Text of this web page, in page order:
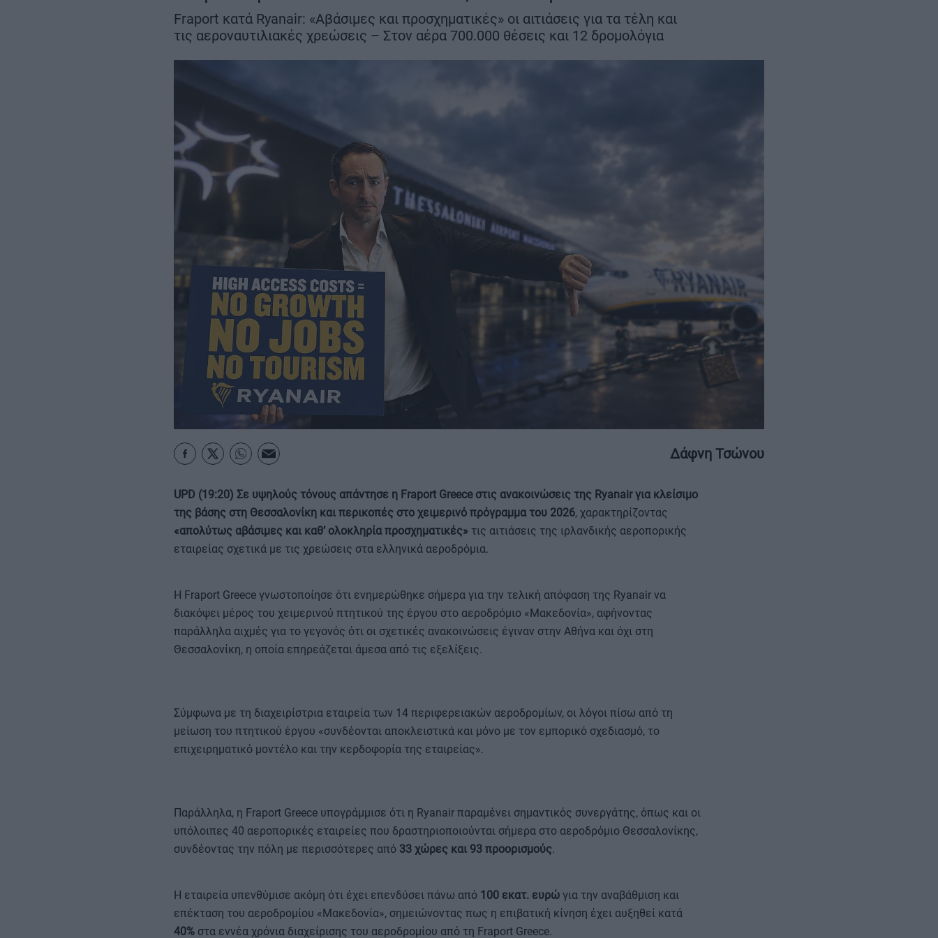
το πρώτο κουδούνι
ευρώ – Όλες οι αλλαγές
ευρώ – Ο σχεδιασμός έως το
2030
ΜΕΤΑΦΟΡΕΣ - ΗΛΕΚΤΡΟΚΙΝΗΣΗ
ΟΙΚΟΝΟΜΙΑ - ΕΠΙΧΕΙΡΗΣΕΙΣ
Fraport κατά Ryanair: «Αβάσιμες και προσχηματικές» οι αιτιάσεις για τα τέλη και
τις αεροναυτιλιακές χρεώσεις – Στον αέρα 700.000 θέσεις και 12 δρομολόγια
Δάφνη Τσώνου
UPD (19:20) Σε υψηλούς τόνους απάντησε η Fraport Greece στις ανακοινώσεις της Ryanair για κλείσιμο
της βάσης στη Θεσσαλονίκη και περικοπές στο χειμερινό πρόγραμμα του 2026, χαρακτηρίζοντας
«απολύτως αβάσιμες και καθ’ ολοκληρία προσχηματικές» τις αιτιάσεις της ιρλανδικής αεροπορικής
εταιρείας σχετικά με τις χρεώσεις στα ελληνικά αεροδρόμια.
Η Fraport Greece γνωστοποίησε ότι ενημερώθηκε σήμερα για την τελική απόφαση της Ryanair να
διακόψει μέρος του χειμερινού πτητικού της έργου στο αεροδρόμιο «Μακεδονία», αφήνοντας
παράλληλα αιχμές για το γεγονός ότι οι σχετικές ανακοινώσεις έγιναν στην Αθήνα και όχι στη
Θεσσαλονίκη, η οποία επηρεάζεται άμεσα από τις εξελίξεις.
Σύμφωνα με τη διαχειρίστρια εταιρεία των 14 περιφερειακών αεροδρομίων, οι λόγοι πίσω από τη
μείωση του πτητικού έργου «συνδέονται αποκλειστικά και μόνο με τον εμπορικό σχεδιασμό, το
επιχειρηματικό μοντέλο και την κερδοφορία της εταιρείας».
Παράλληλα, η Fraport Greece υπογράμμισε ότι η Ryanair παραμένει σημαντικός συνεργάτης, όπως και οι
υπόλοιπες 40 αεροπορικές εταιρείες που δραστηριοποιούνται σήμερα στο αεροδρόμιο Θεσσαλονίκης,
συνδέοντας την πόλη με περισσότερες από 33 χώρες και 93 προορισμούς.
Η εταιρεία υπενθύμισε ακόμη ότι έχει επενδύσει πάνω από 100 εκατ. ευρώγια την αναβάθμιση και
επέκταση του αεροδρομίου «Μακεδονία», σημειώνοντας πως η επιβατική κίνηση έχει αυξηθεί κατά
40%στα εννέα χρόνια διαχείρισης του αεροδρομίου από τη Fraport Greece.